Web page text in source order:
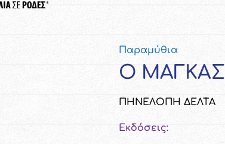
Παραμύθια
Ο ΜΑΓΚΑΣ
ΠΗΝΕΛΟΠΗ ΔΕΛΤΑ
Εκδόσεις: